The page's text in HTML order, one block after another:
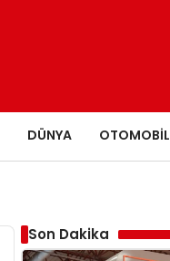
DÜNYA OTOMOBIL
Son Dakika